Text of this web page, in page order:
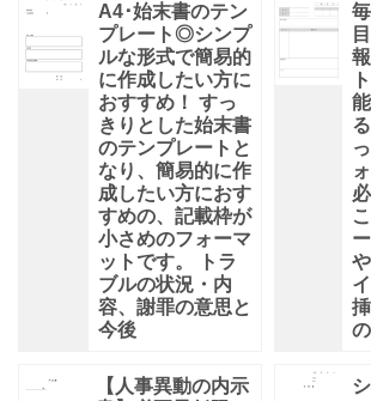
A4･始末書のテン
プレート◎シンプ
ルな形式で簡易的
に作成したい方に
おすすめ！ すっ
きりとした始末書
のテンプレートと
なり、簡易的に作
成したい方におす
すめの、記載枠が
小さめのフォーマ
ットです。 トラ
ブルの状況・内
容、謝罪の意思と
今後
【人事異動の内示